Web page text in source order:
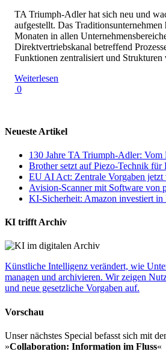
TA Triumph-Adler hat sich neu und
aufgestellt. Das
Monaten in allen
Direktvertriebskanal betreffend
Funktionen zentralisiert und Strukturen
Weiterlesen
0
Neueste Artikel
130 Jahre TA Triumph-Adler: Vom
Brother setzt auf Piezo-Technik für
EU AI Act: Zentrale Vorgaben jetzt
Avision-Scanner mit Software von
KI-Sicherheit: Amazon investiert in
KI trifft Archiv
Künstliche Intelligenz verändert, wie
managen und archivieren. Wir zeigen
und neue gesetzliche Vorgaben auf.
Vorschau
Unser nächstes Special befasst sich mit
»Collaboration: Information im Fluss«